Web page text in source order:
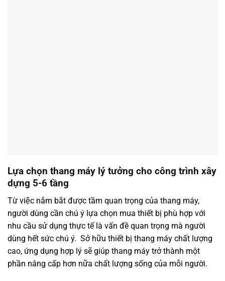
Lựa chọn thang máy lý tưởng cho công trình xây
dựng 5-6 tầng
Từ việc nắm bắt được tầm quan trọng của thang máy,
người dùng cần chú ý lựa chọn mua thiết bị phù hợp với
nhu cầu sử dụng thực tế là vấn đề quan trọng mà người
dùng hết sức chú ý. Sở hữu thiết bị thang máy chất lượng
cao, ứng dụng hợp lý sẽ giúp thang máy trở thành một
phần nâng cấp hơn nữa chất lượng sống của mỗi người.